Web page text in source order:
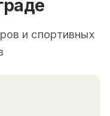
и спортивных